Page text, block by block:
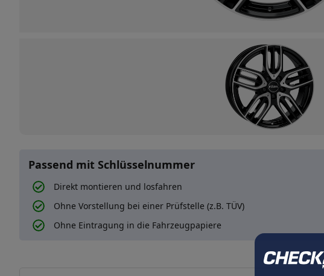
Passend mit Schlüsselnummer
Direkt montieren und losfahren
Ohne Vorstellung bei einer Prüfstelle (z.B. TÜV)
Ohne Eintragung in die Fahrzeugpapiere